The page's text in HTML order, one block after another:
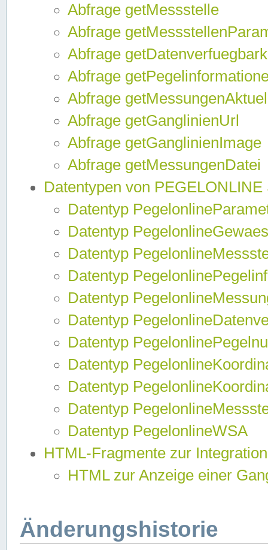
Abfrage getMessstelle
Abfrage
Abfrage
Abfrage
Abfrage
Abfrage getGanglinienUrl
Abfrage getGanglinienImage
Abfrage getMessungenDatei
Datentypen von
Datentyp
Datentyp
Datentyp
Datentyp
Datentyp
Datentyp
Datentyp
Datentyp
Datentyp
Datentyp
Datentyp PegelonlineWSA
HTML-Fragmente zur
HTML zur Anzeige einer
Änderungshistorie